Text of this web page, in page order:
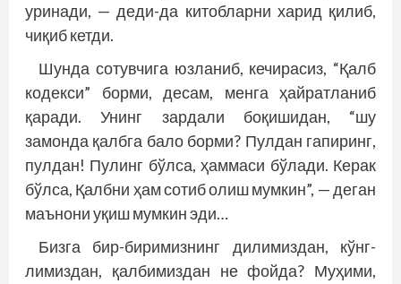
уринади, — деди-да китобларни харид қилиб,
чиқиб кетди.
Шунда сотувчига юзланиб, кечирасиз, “Қалб
кодекси” борми, десам, менга ҳайратланиб
қаради. Унинг зардали боқишидан, “шу
замонда қалбга бало борми? Пулдан гапиринг,
пулдан! Пулинг бўлса, ҳаммаси бўлади. Керак
бўлса, Қалбни ҳам сотиб олиш мумкин”, — деган
маънони уқиш мумкин эди…
Бизга бир-биримизнинг дилимиздан, кўнг­
лимиздан, қалбимиздан не фойда? Муҳими,